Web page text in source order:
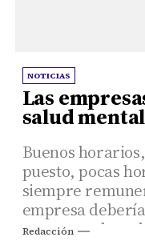
NOTICIAS
Las
salud
Buenos
puesto, pocas
siempre
empresa
un puesto de
Redacción